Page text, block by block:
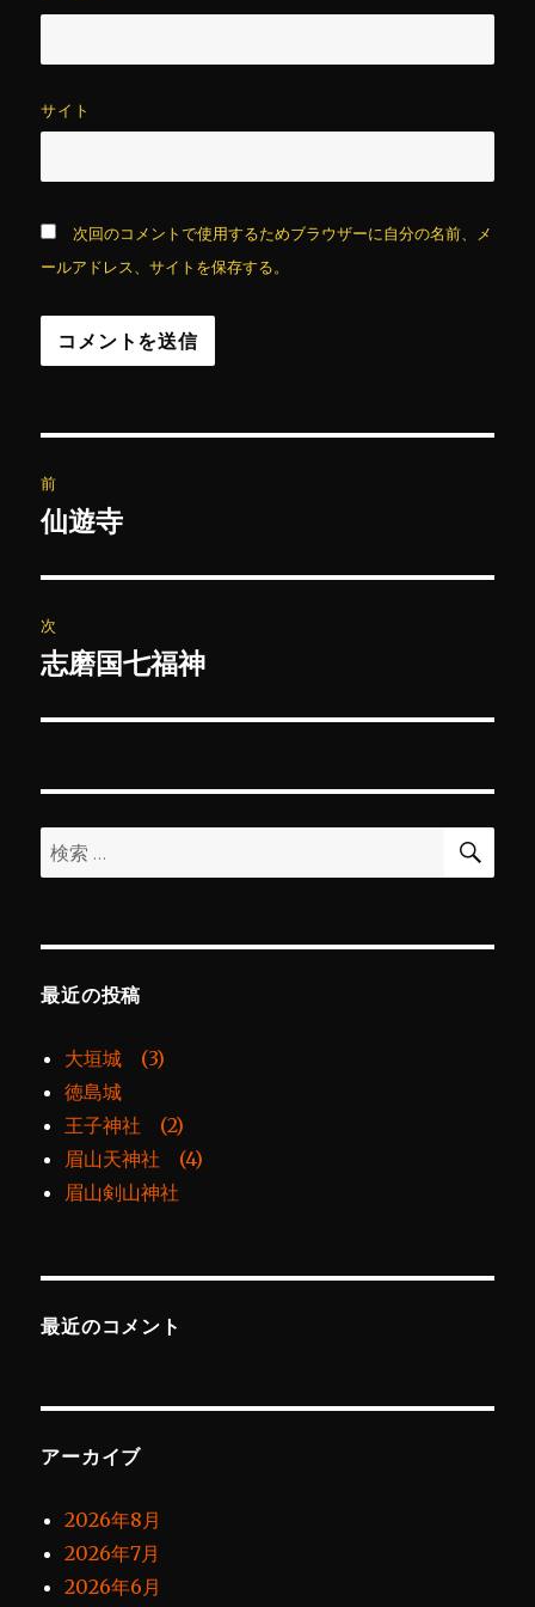
サイト
次回のコメントで使用するためブラウザーに自分の名前、メ
ールアドレス、サイトを保存する。
稿
ビ
ゲ
ー
ン
前
前
投
稿:
仙遊寺
次
次
投
志磨国七福神
検
索:
検
最近の投稿
大垣城 (3)
徳島城
王子神社 (2)
眉山天神社 (4)
眉山剣山神社
最近のコメント
アーカイブ
2026年8月
2026年7月
2026年6月